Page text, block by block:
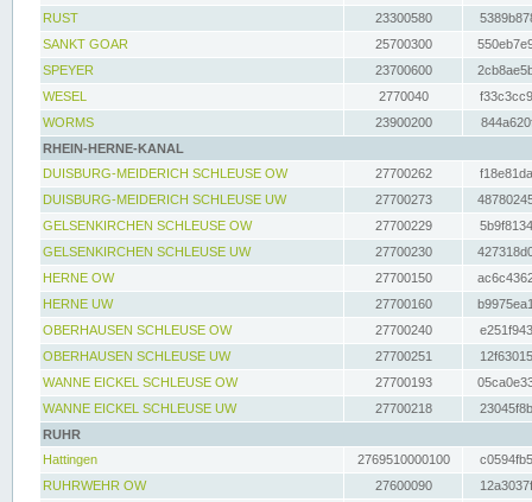
RUST
23300580
SANKT GOAR
25700300
SPEYER
23700600
WESEL
2770040
WORMS
23900200
RHEIN-HERNE-KANAL
DUISBURG-MEIDERICH SCHLEUSE OW
27700262
DUISBURG-MEIDERICH SCHLEUSE UW
27700273
GELSENKIRCHEN SCHLEUSE OW
27700229
GELSENKIRCHEN SCHLEUSE UW
27700230
HERNE OW
27700150
HERNE UW
27700160
OBERHAUSEN SCHLEUSE OW
27700240
OBERHAUSEN SCHLEUSE UW
27700251
WANNE EICKEL SCHLEUSE OW
27700193
WANNE EICKEL SCHLEUSE UW
27700218
RUHR
Hattingen
2769510000100
RUHRWEHR OW
27600090